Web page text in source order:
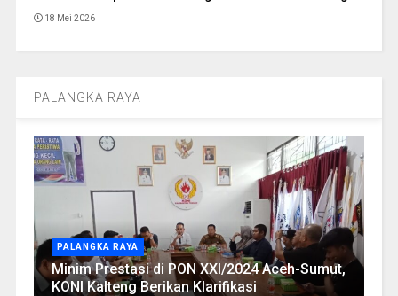
18 Mei 2026
PALANGKA RAYA
PALANGKA RAYA
Minim Prestasi di PON XXI/2024 Aceh-Sumut,
KONI Kalteng Berikan Klarifikasi